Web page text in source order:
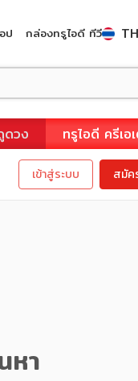
ป กล่องทรูไอดี ทีวี TH
ดวง ทรูไอดี ครีเอ
เข้าสู่ระบบ สมัค
หา